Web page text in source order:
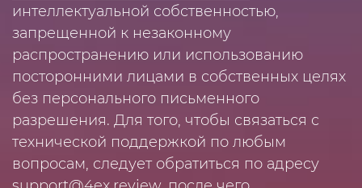
интеллектуальной собственностью,
запрещенной к незаконному
распространению или использованию
посторонними лицами в собственных целях
без персонального письменного
разрешения. Для того, чтобы связаться с
технической поддержкой по любым
вопросам, следует обратиться по адресу